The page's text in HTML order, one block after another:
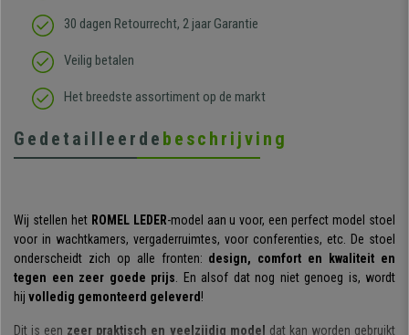
30 dagen Retourrecht, 2 jaar Garantie
Veilig betalen
Het breedste assortiment op de markt
Gedetailleerde beschrijving
Wij stellen het ROMEL LEDER-model aan u voor, een perfect model stoel
voor in wachtkamers, vergaderruimtes, voor conferenties, etc. De stoel
onderscheidt zich op alle fronten: design, comfort en kwaliteit en
tegen een zeer goede prijs. En alsof dat nog niet genoeg is, wordt
hij volledig gemonteerd geleverd!
Dit is een zeer praktisch en veelzijdig model dat kan worden gebruikt